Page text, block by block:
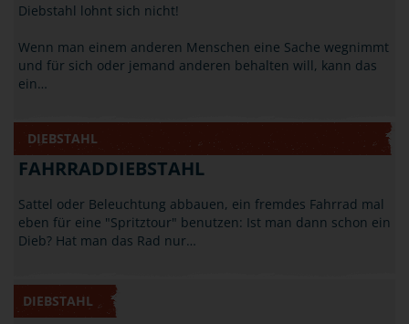
Diebstahl lohnt sich nicht!
Wenn man einem anderen Menschen eine Sache wegnimmt
und für sich oder jemand anderen behalten will, kann das
ein…
DIEBSTAHL
FAHRRADDIEBSTAHL
Sattel oder Beleuchtung abbauen, ein fremdes Fahrrad mal
eben für eine "Spritztour" benutzen: Ist man dann schon ein
Dieb? Hat man das Rad nur…
DIEBSTAHL